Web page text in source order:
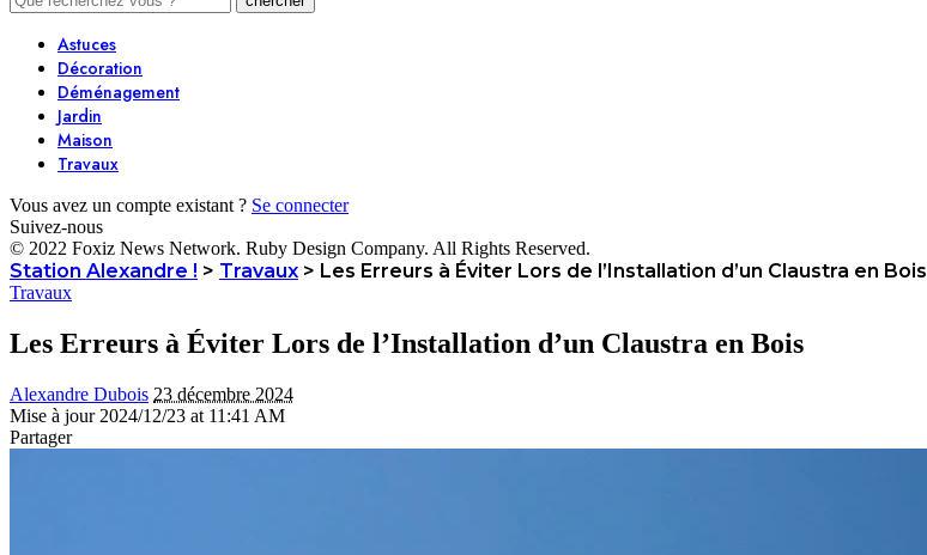
Astuces
Décoration
Déménagement
Jardin
Maison
Travaux
Vous avez un compte existant ? Se connecter
Suivez-nous
© 2022 Foxiz News Network. Ruby Design Company. All Rights Reserved.
Station Alexandre ! > Travaux > Les Erreurs à Éviter Lors de l’Installation d’un Claustra en Bois
Travaux
Les Erreurs à Éviter Lors de l’Installation d’un Claustra en Bois
Alexandre Dubois 23 décembre 2024
Mise à jour 2024/12/23 at 11:41 AM
Partager